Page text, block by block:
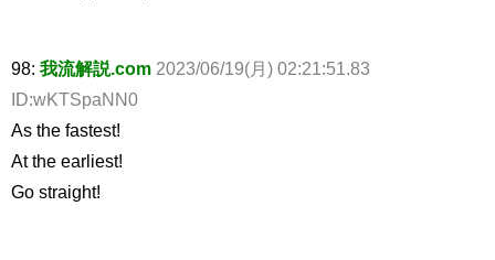
98: 我流解説.com 2023/06/19(月) 02:21:51.83
ID:wKTSpaNN0
As the fastest!
At the earliest!
Go straight!